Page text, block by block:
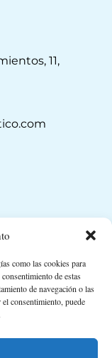
como las cookies para
de estas
de navegación o las
consentimiento, puede
11,